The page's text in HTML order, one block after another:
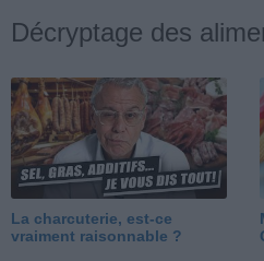
Décryptage des
La charcuterie, est-ce
vraiment raisonnable ?